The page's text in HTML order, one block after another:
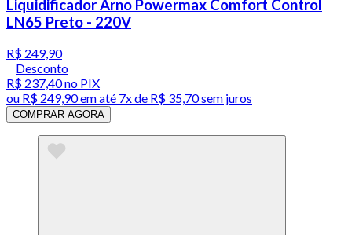
Liquidificador Arno Powermax Comfort Control
LN65 Preto - 220V
R$ 249,90
Desconto
R$ 237,40no PIX
ou R$ 249,90em até 7x de R$ 35,70 sem juros
COMPRAR AGORA